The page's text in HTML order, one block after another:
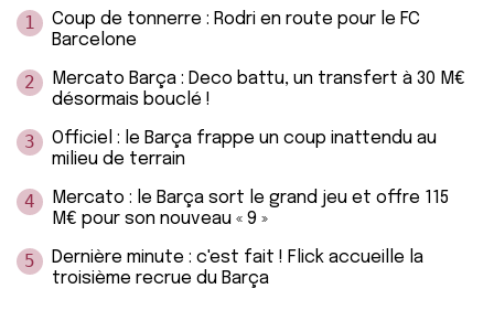
1
Coup de tonnerre : Rodri en route pour le FC
Barcelone
2
Mercato Barça : Deco battu, un transfert à 30 M€
désormais bouclé !
3
Officiel : le Barça frappe un coup inattendu au
milieu de terrain
4
Mercato : le Barça sort le grand jeu et offre 115
M€ pour son nouveau « 9 »
5
Dernière minute : c'est fait ! Flick accueille la
troisième recrue du Barça